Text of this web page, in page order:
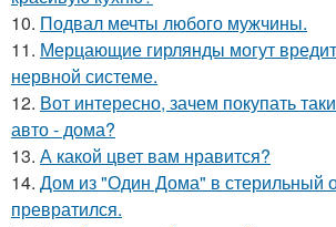
10. Подвал мечты любого мужчины.
11. Мерцающие гирлянды могут
нервной системе.
12. Вот интересно, зачем покупать
авто - дома?
13. А какой цвет вам нравится?
14. Дом из "Один Дома" в стерильный
превратился.